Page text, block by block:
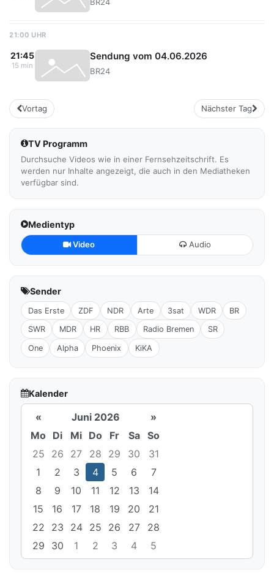
21:00 UHR
21:45
15 min
Sendung vom 04.06.2026
BR24
Vortag Nächster Tag
TV Programm
Durchsuche Videos wie in einer Fernsehzeitschrift. Es
werden nur Inhalte angezeigt, die auch in den Mediatheken
verfügbar sind.
Medientyp
Video Audio
Sender
Das Erste ZDF NDR Arte 3sat WDR BR
SWR MDR HR RBB Radio Bremen SR
One Alpha Phoenix KiKA
Kalender
« Juni 2026
»
Mo Di Mi Do Fr Sa
So
25
26 27 28 29 30
31
1
2 3 4 5 6
7
8
9 10 11 12 13
14
15
16 17 18 19 20
21
22
23 24 25 26 27
28
29
30 1 2 3 4 5